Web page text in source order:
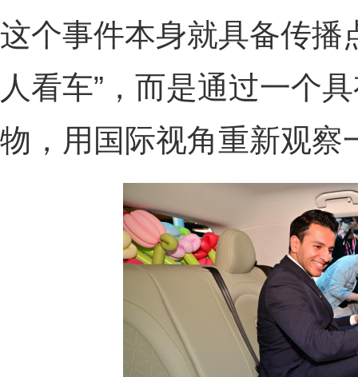
这个事件本身就具备传播
人看车”，而是通过一个
物，用国际视角重新观察